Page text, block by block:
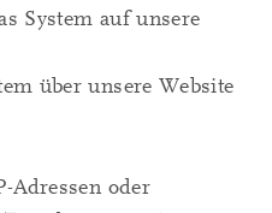
System auf unsere
über unsere Website
Adressen oder